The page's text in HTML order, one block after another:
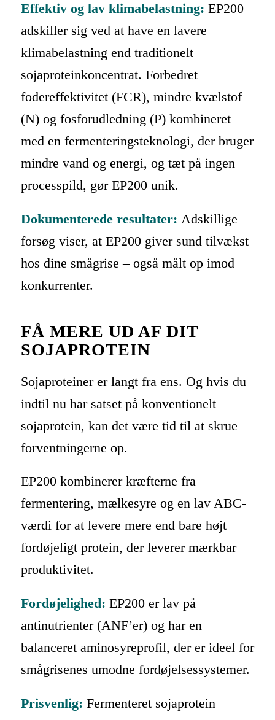
Effektiv og lav klimabelastning: EP200
adskiller sig ved at have en lavere
klimabelastning end traditionelt
sojaproteinkoncentrat. Forbedret
fodereffektivitet (FCR), mindre kvælstof
(N) og fosforudledning (P) kombineret
med en fermenteringsteknologi, der bruger
mindre vand og energi, og tæt på ingen
processpild, gør EP200 unik.
Dokumenterede resultater: Adskillige
forsøg viser, at EP200 giver sund tilvækst
hos dine smågrise – også målt op imod
konkurrenter.
FÅ MERE UD AF DIT
SOJAPROTEIN
Sojaproteiner er langt fra ens. Og hvis du
indtil nu har satset på konventionelt
sojaprotein, kan det være tid til at skrue
forventningerne op.
EP200 kombinerer kræfterne fra
fermentering, mælkesyre og en lav ABC-
værdi for at levere mere end bare højt
fordøjeligt protein, der leverer mærkbar
produktivitet.
Fordøjelighed: EP200 er lav på
antinutrienter (ANF’er) og har en
balanceret aminosyreprofil, der er ideel for
smågrisenes umodne fordøjelsessystemer.
Prisvenlig: Fermenteret sojaprotein